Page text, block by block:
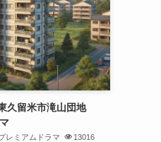
久留米市滝山団地
レミアムドラマ 13016